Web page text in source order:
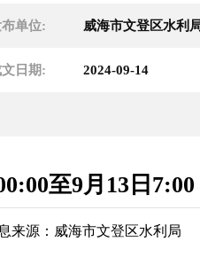
布单位: 威海市文登区水利
文日期: 2024-09-14
至9月13日7:00
来源： 威海市文登区水利局